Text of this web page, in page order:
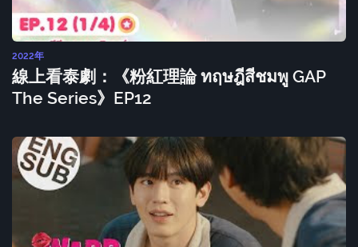
2022年
線上看泰劇：《粉紅理論 ทฤษฎีสีชมพู GAP
The Series》EP12